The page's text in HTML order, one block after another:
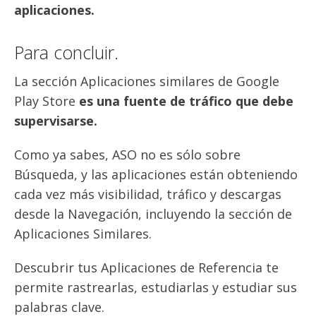
aplicaciones.
Para concluir.
La sección Aplicaciones similares de Google
Play Store es una fuente de tráfico que debe
supervisarse.
Como ya sabes, ASO no es sólo sobre
Búsqueda, y las aplicaciones están obteniendo
cada vez más visibilidad, tráfico y descargas
desde la Navegación, incluyendo la sección de
Aplicaciones Similares.
Descubrir tus Aplicaciones de Referencia te
permite rastrearlas, estudiarlas y estudiar sus
palabras clave.